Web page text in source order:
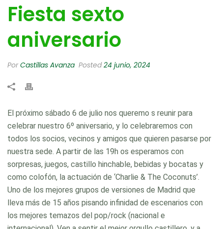
Fiesta sexto
aniversario
PorCastillas Avanza Posted24 junio, 2024
El próximo sábado 6 de julio nos queremo s reunir para
celebrar nuestro 6º aniversario, y lo celebraremos con
todos los socios, vecinos y amigos que quieren pasarse por
nuestra sede. A partir de las 19h os esperamos con
sorpresas, juegos, castillo hinchable, bebidas y bocatas y
como colofón, la actuación de ‘Charlie & The Coconuts’.
Uno de los mejores grupos de versiones de Madrid que
lleva más de 15 años pisando infinidad de escenarios con
los mejores temazos del pop/rock (nacional e